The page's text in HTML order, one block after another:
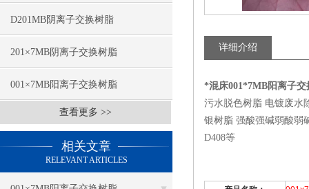
D201MB阴离子交换树脂
201×7MB阴离子交换树脂
001×7MB阳离子交换树脂
查看更多 >>
相关文章
RELEVANT ARTICLES
详细介绍
*混床001*7MB阳离子交
污水脱色树脂 电镀废水
银树脂 强酸强碱弱酸弱
D408等